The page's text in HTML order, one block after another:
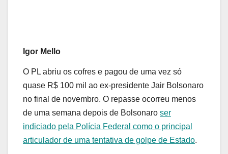
Igor Mello
O PL abriu os cofres e pagou de uma vez só
quase R$ 100 mil ao ex-presidente Jair Bolsonaro
no final de novembro. O repasse ocorreu menos
de uma semana depois de Bolsonaro ser
indiciado pela Polícia Federal como o principal
articulador de uma tentativa de golpe de Estado.